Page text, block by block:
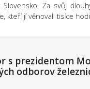
Slovensko. Za svůj
kteří jí věnovali tisíce
s prezidentom
odborov